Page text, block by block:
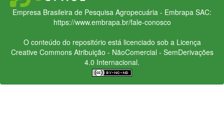
Empresa Brasileira de Pesquisa Agropecuária - Embrapa SAC:
https://www.embrapa.br/fale-conosco
O conteúdo do repositório está licenciado sob a Licença
Creative CommonsAtribuição - NãoComercial - SemDerivações
4.0 Internacional.